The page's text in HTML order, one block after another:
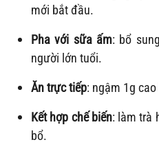
mới bắt đầu.
Pha với sữa ấm: bổ
người lớn tuổi.
Ăn trực tiếp: ngậm 1g
Kết hợp chế biến: làm trà
bổ.